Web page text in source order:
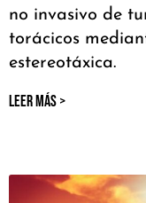
no invasivo de
torácicos
estereotáxica.
LEER MÁS >